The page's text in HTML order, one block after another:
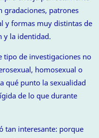
gradaciones, patrones
y formas muy distintas de
y la identidad.
tipo de investigaciones no
homosexual o
qué punto la sexualidad
de lo que durante
tan interesante: porque